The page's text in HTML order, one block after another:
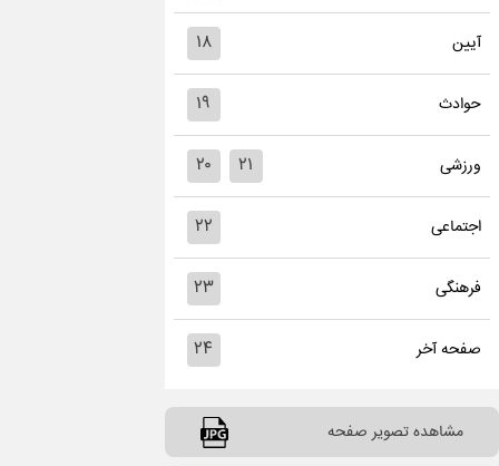
آیین ۱۸
حوادث ۱۹
ورزشی ۲۰ ۲۱
اجتماعی ۲۲
فرهنگی ۲۳
صفحه آخر ۲۴
مشاهده تصویر صفحه